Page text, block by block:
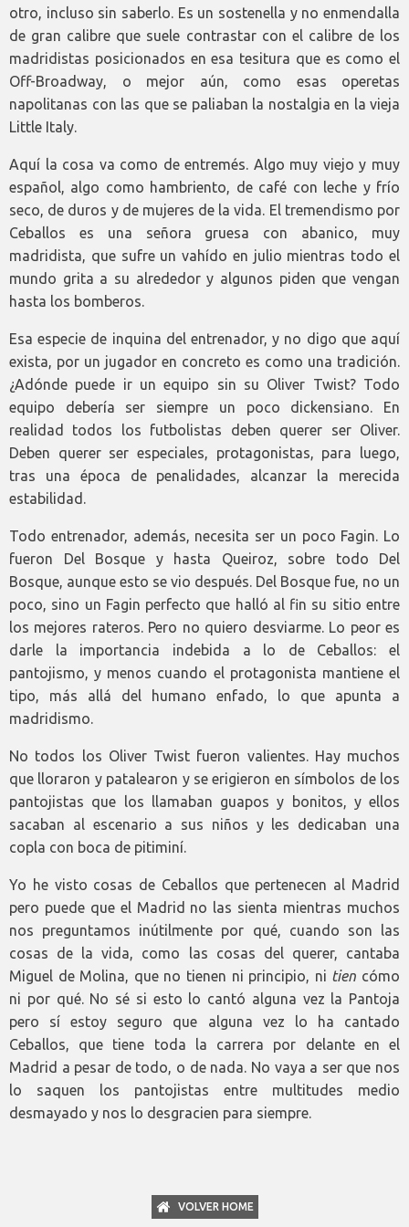
otro, incluso sin saberlo. Es un sostenella y no enmendalla
de gran calibre que suele contrastar con el calibre de los
madridistas posicionados en esa tesitura que es como el
Off-Broadway, o mejor aún, como esas operetas
napolitanas con las que se paliaban la nostalgia en la vieja
Little Italy.
Aquí la cosa va como de entremés. Algo muy viejo y muy
español, algo como hambriento, de café con leche y frío
seco, de duros y de mujeres de la vida. El tremendismo por
Ceballos es una señora gruesa con abanico, muy
madridista, que sufre un vahído en julio mientras todo el
mundo grita a su alrededor y algunos piden que vengan
hasta los bomberos.
Esa especie de inquina del entrenador, y no digo que aquí
exista, por un jugador en concreto es como una tradición.
¿Adónde puede ir un equipo sin su Oliver Twist? Todo
equipo debería ser siempre un poco dickensiano. En
realidad todos los futbolistas deben querer ser Oliver.
Deben querer ser especiales, protagonistas, para luego,
tras una época de penalidades, alcanzar la merecida
estabilidad.
Todo entrenador, además, necesita ser un poco Fagin. Lo
fueron Del Bosque y hasta Queiroz, sobre todo Del
Bosque, aunque esto se vio después. Del Bosque fue, no un
poco, sino un Fagin perfecto que halló al fin su sitio entre
los mejores rateros. Pero no quiero desviarme. Lo peor es
darle la importancia indebida a lo de Ceballos: el
pantojismo, y menos cuando el protagonista mantiene el
tipo, más allá del humano enfado, lo que apunta a
madridismo.
No todos los Oliver Twist fueron valientes. Hay muchos
que lloraron y patalearon y se erigieron en símbolos de los
pantojistas que los llamaban guapos y bonitos, y ellos
sacaban al escenario a sus niños y les dedicaban una
copla con boca de pitiminí.
Yo he visto cosas de Ceballos que pertenecen al Madrid
pero puede que el Madrid no las sienta mientras muchos
nos preguntamos inútilmente por qué, cuando son las
cosas de la vida, como las cosas del querer, cantaba
Miguel de Molina, que no tienen ni principio, ni tien cómo
ni por qué. No sé si esto lo cantó alguna vez la Pantoja
pero sí estoy seguro que alguna vez lo ha cantado
Ceballos, que tiene toda la carrera por delante en el
Madrid a pesar de todo, o de nada. No vaya a ser que nos
lo saquen los pantojistas entre multitudes medio
desmayado y nos lo desgracien para siempre.
VOLVER HOME